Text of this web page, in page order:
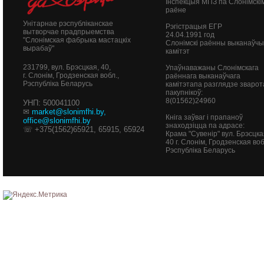
Унітарнае рэспубліканскае
вытворчае прадпрыемства
"Слонімская фабрыка мастацкіх
вырабаў"
231799, вул. Брэсцкая, 40,
г. Слонім, Гродзенская вобл.,
Рэспубліка Беларусь
УНП: 500041100
✉ market@slonimfhi.by,
office@slonimfhi.by
☏ +375(1562)65921, 65915, 65924
Інспекцыя МПЗ па
раёне
Рэгістрацыя ЕГР
24.04.1991 год
Слонімскі раённы выканаўчы
камітэт
Упаўнаважаны Слонімскага
раённага выканаўчага
камітэтапа разглядзе
пакупнікоў:
8(01562)24960
Кніга заўваг і прапаноў
знаходзіцца па адрасе:
Крама "Сувенір" вул.
40 г. Слонім, Гродзенская
Рэспубліка Беларусь